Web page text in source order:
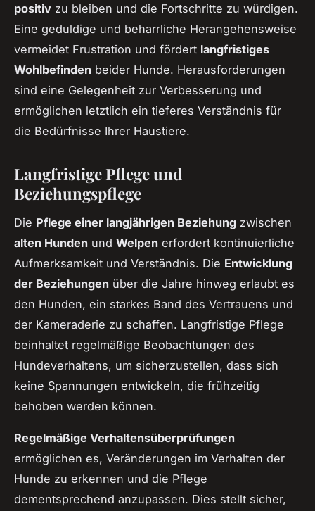
positiv zu bleiben und die Fortschritte zu würdigen.
Eine geduldige und beharrliche Herangehensweise
vermeidet Frustration und fördert langfristiges
Wohlbefinden beider Hunde. Herausforderungen
sind eine Gelegenheit zur Verbesserung und
ermöglichen letztlich ein tieferes Verständnis für
die Bedürfnisse Ihrer Haustiere.
Langfristige Pflege und
Beziehungspflege
Die Pflege einer langjährigen Beziehung zwischen
alten Hunden und Welpen erfordert kontinuierliche
Aufmerksamkeit und Verständnis. Die Entwicklung
der Beziehungen über die Jahre hinweg erlaubt es
den Hunden, ein starkes Band des Vertrauens und
der Kameraderie zu schaffen. Langfristige Pflege
beinhaltet regelmäßige Beobachtungen des
Hundeverhaltens, um sicherzustellen, dass sich
keine Spannungen entwickeln, die frühzeitig
behoben werden können.
Regelmäßige Verhaltensüberprüfungen
ermöglichen es, Veränderungen im Verhalten der
Hunde zu erkennen und die Pflege
dementsprechend anzupassen. Dies stellt sicher,